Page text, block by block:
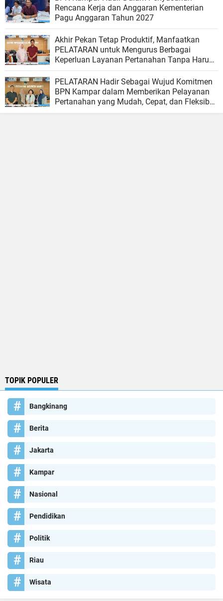
Rencana Kerja dan Anggaran Kementerian
Pagu Anggaran Tahun 2027
Akhir Pekan Tetap Produktif, Manfaatkan
PELATARAN untuk Mengurus Berbagai
Keperluan Layanan Pertanahan Tanpa Harus
Menunggu Hari Kerja
PELATARAN Hadir Sebagai Wujud Komitmen
BPN Kampar dalam Memberikan Pelayanan
Pertanahan yang Mudah, Cepat, dan Fleksibel
TOPIK POPULER
Bangkinang
Berita
Jakarta
Kampar
Nasional
Pendidikan
Politik
Riau
Wisata